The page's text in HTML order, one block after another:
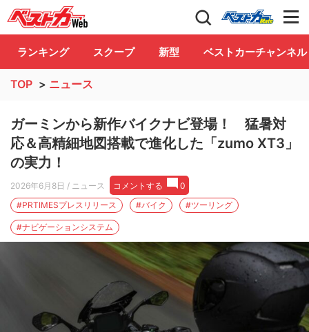
自動車情報誌「ベストカー」 Club
ランキング スクープ 新型 ベストカーチャンネル
TOP > ニュース
ガーミンから新作バイクナビ登場！ 猛暑対
応＆高精細地図搭載で進化した「zumo XT3」
の実力！
2026年6月8日 / ニュース コメントする
0
#PRTIMESプレスリリース
#バイク #ツーリング
#ナビゲーションシステム